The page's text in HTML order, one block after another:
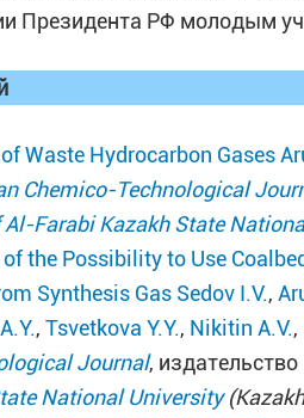
Президента РФ молодым
Waste Hydrocarbon Gases
Chemico-Technological
Farabi Kazakh State
the Possibility to Use
Synthesis Gas Sedov I.V.,
, Tsvetkova Y.Y., Nikitin A.V.,
Journal, издательство
National University